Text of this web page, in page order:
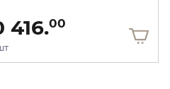
416.00